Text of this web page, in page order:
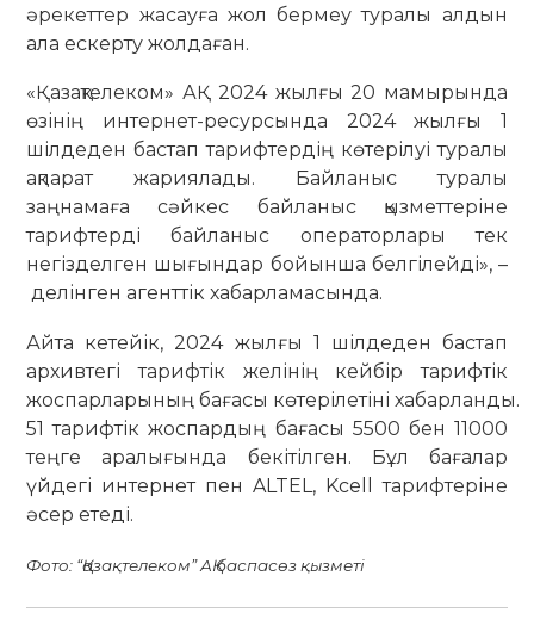
әрекеттер жасауға жол бермеу туралы алдын
ала ескерту жолдаған.
«Қазақтелеком» АҚ 2024 жылғы 20 мамырында
өзінің интернет-ресурсында 2024 жылғы 1
шілдеден бастап тарифтердің көтерілуі туралы
ақпарат жариялады. Байланыс туралы
заңнамаға сәйкес байланыс қызметтеріне
тарифтерді байланыс операторлары тек
негізделген шығындар бойынша белгілейді», –
делінген агенттік хабарламасында.
Айта кетейік, 2024 жылғы 1 шілдеден бастап
архивтегі тарифтік желінің кейбір тарифтік
жоспарларының бағасы көтерілетіні хабарланды.
51 тарифтік жоспардың бағасы 5500 бен 11000
теңге аралығында бекітілген. Бұл бағалар
үйдегі интернет пен ALTEL, Kcell тарифтеріне
әсер етеді.
Фото: “Қазақтелеком” АҚ баспасөз қызметі